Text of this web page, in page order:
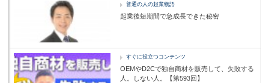
普通の人の起業物語
起業後短期間で急成長できた秘密
すぐに役立つコンテンツ
OEMやD2Cで独自商材を販売して、失敗する
人。しない人。【第593回】